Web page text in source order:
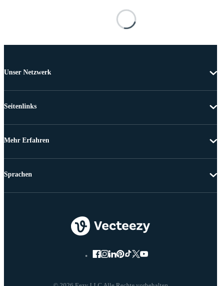
Unser Netzwerk
Seitenlinks
Mehr Erfahren
Sprachen